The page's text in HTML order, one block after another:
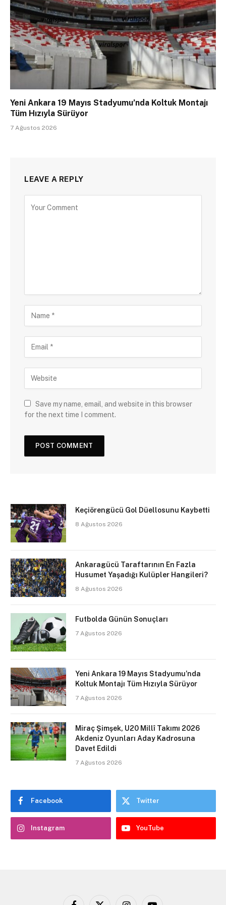
Yeni Ankara 19 Mayıs Stadyumu’nda Koltuk Montajı
Tüm Hızıyla Sürüyor
7 Ağustos 2026
LEAVE A REPLY
Save my name, email, and website in this browser
for the next time I comment.
Keçiörengücü Gol Düellosunu Kaybetti
8 Ağustos 2026
Ankaragücü Taraftarının En Fazla
Husumet Yaşadığı Kulüpler Hangileri?
8 Ağustos 2026
Futbolda Günün Sonuçları
7 Ağustos 2026
Yeni Ankara 19 Mayıs Stadyumu’nda
Koltuk Montajı Tüm Hızıyla Sürüyor
7 Ağustos 2026
Miraç Şimşek, U20 Millî Takımı 2026
Akdeniz Oyunları Aday Kadrosuna
Davet Edildi
7 Ağustos 2026
Facebook Twitter
Instagram YouTube